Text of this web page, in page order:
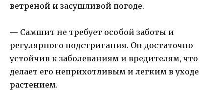
ветреной и засушливой погоде.
— Самшит не требует особой заботы и
регулярного подстригания. Он достаточно
устойчив к заболеваниям и вредителям, что
делает его неприхотливым и легким в уходе
растением.